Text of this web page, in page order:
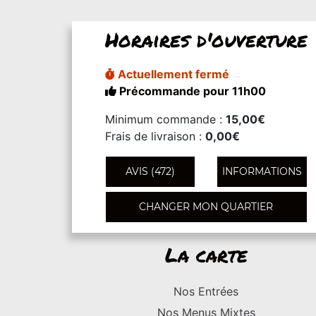
Horaires d'ouverture
Actuellement fermé
Précommande pour 11h00
Minimum commande : 15,00€
Frais de livraison : 0,00€
AVIS (472) INFORMATIONS
CHANGER MON QUARTIER
La carte
Nos Entrées
Nos Menus Mixtes